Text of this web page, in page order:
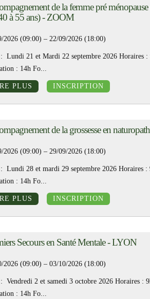
de la femme pré ménopause
à 55 ans) - ZOOM
2026 (09:00) – 22/09/2026 (18:00)
Lundi 21 et Mardi 22 septembre 2026 Horaires :
: 14h Fo...
PLUS INSCRIPTION
de la grossesse en
2026 (09:00) – 29/09/2026 (18:00)
Lundi 28 et mardi 29 septembre 2026 Horaires :
: 14h Fo...
PLUS INSCRIPTION
Secours en Santé Mentale - LYON
2026 (09:00) – 03/10/2026 (18:00)
Vendredi 2 et samedi 3 octobre 2026 Horaires :
: 14h Fo...